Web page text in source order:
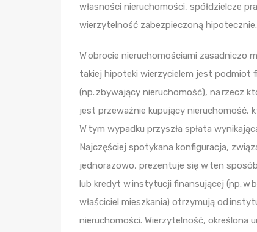
własności nieruchomości, spółdzielcze
wierzytelność zabezpieczoną hipotecznie.
W obrocie nieruchomościami zasadniczo
takiej hipoteki wierzycielem jest podmiot
(np. zbywający nieruchomość), na rzecz
jest przeważnie kupujący nieruchomość,
W tym wypadku przyszła spłata
Najczęściej spotykana konfiguracja,
jednorazowo, prezentuje się w ten
lub kredyt w instytucji finansującej (np. w
właściciel mieszkania) otrzymują od
nieruchomości. Wierzytelność, określona